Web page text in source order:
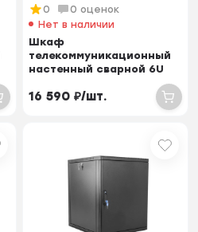
0
0 оценок
Нет в наличии
Шкаф
телекоммуникационный
настенный сварной 6U
стенки, дв...
16 590 ₽/шт.